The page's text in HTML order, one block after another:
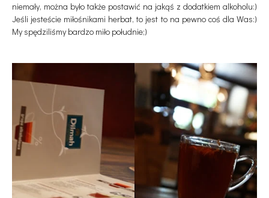
niemały, można było także postawić na jakąś z dodatkiem alkoholu:)
Jeśli jesteście miłośnikami herbat, to jest to na pewno coś dla Was:)
My spędziliśmy bardzo miło południe;)